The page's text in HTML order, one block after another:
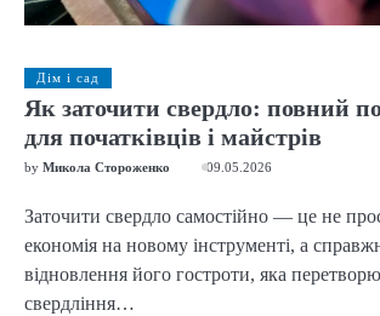
Дім і сад
Як заточити свердло: повний
для початківців і майстрів
by Микола Стороженко 09.05.2026
Заточити свердло самостійно — це не
економія на новому інструменті, а
відновлення його гостроти, яка
свердління…